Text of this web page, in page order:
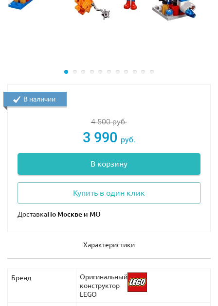
4 500руб.
3 990 руб.
В корзину
Купить в один клик
Доставка
В наличии
Характеристики
Бренд
Оригинальный
конструктор
LEGO